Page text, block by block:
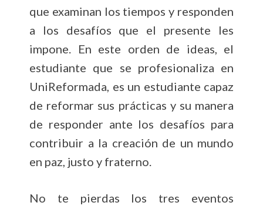
que examinan los tiempos y responden
a los desafíos que el presente les
impone. En este orden de ideas, el
estudiante que se profesionaliza en
UniReformada, es un estudiante capaz
de reformar sus prácticas y su manera
de responder ante los desafíos para
contribuir a la creación de un mundo
en paz, justo y fraterno.
No te pierdas los tres eventos